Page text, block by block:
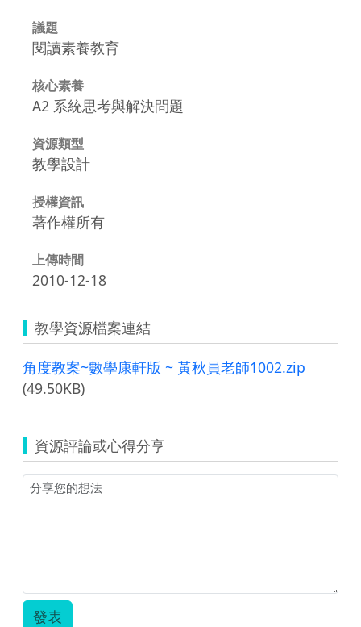
議題
閱讀素養教育
核心素養
A2 系統思考與解決問題
資源類型
教學設計
授權資訊
著作權所有
上傳時間
2010-12-18
教學資源檔案連結
角度教案~數學康軒版 ~ 黃秋員老師1002.zip
(49.50KB)
資源評論或心得分享
發表